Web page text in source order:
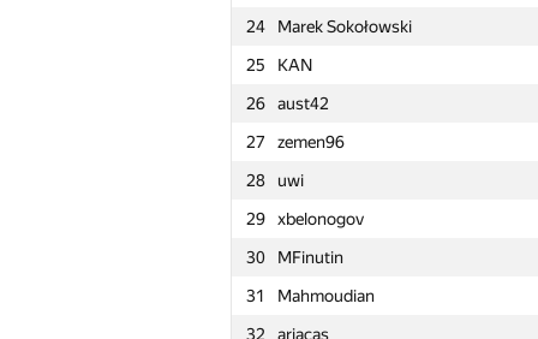
24
Marek Sokołowski
25
KAN
26
aust42
27
zemen96
28
uwi
29
xbelonogov
30
MFinutin
31
Mahmoudian
32
ariacas
1 tourist
2
Um_nik
3
rng.58
4
krijgertje
5
W4yneb0t
6
Eryx
7
Petr
8
Kirino